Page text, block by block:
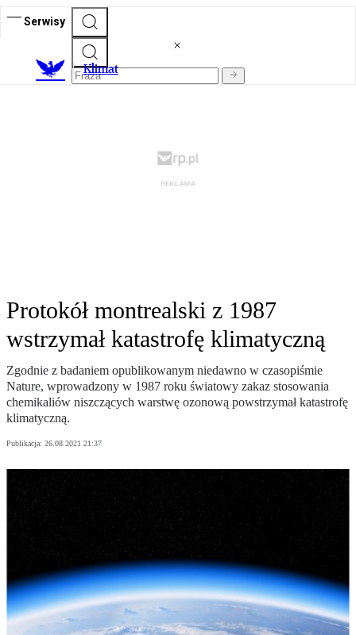
Serwisy
Klimat
Protokół montrealski z 1987
wstrzymał katastrofę klimatyczną
Zgodnie z badaniem opublikowanym niedawno w czasopiśmie
Nature, wprowadzony w 1987 roku światowy zakaz stosowania
chemikaliów niszczących warstwę ozonową powstrzymał katastrofę
klimatyczną.
Publikacja: 26.08.2021 21:37